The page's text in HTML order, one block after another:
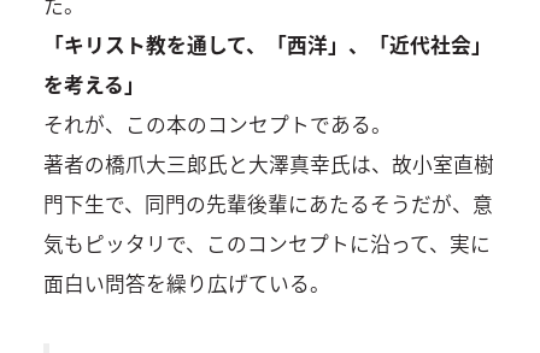
「キリスト教を通して、「西洋」、「近代社会」
を考える」
それが、この本のコンセプトである。
著者の橋爪大三郎氏と大澤真幸氏は、故小室直樹
門下生で、同門の先輩後輩にあたるそうだが、意
気もピッタリで、このコンセプトに沿って、実に
面白い問答を繰り広げている。